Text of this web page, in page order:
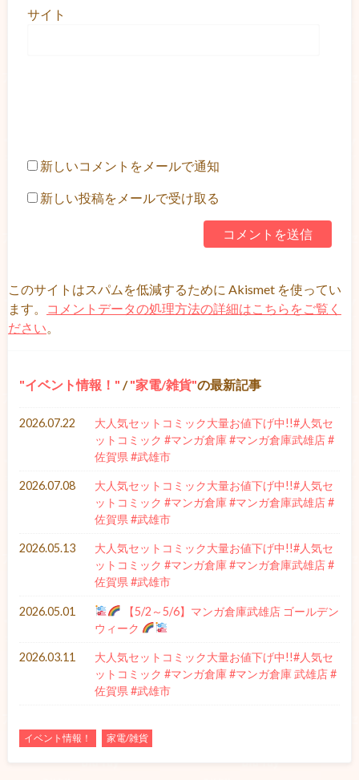
サイト
新しいコメントをメールで通知
新しい投稿をメールで受け取る
このサイトはスパムを低減するために Akismet を使ってい
ます。
コメントデータの処理方法の詳細はこちらをご覧く
ださい。
イベント情報！ / 家電/雑貨 の最新記事
2026.07.22
大人気セットコミック大量お値下げ中!!#人気セ
ットコミック #マンガ倉庫 #マンガ倉庫武雄店 #
佐賀県 #武雄市
2026.07.08
大人気セットコミック大量お値下げ中!!#人気セ
ットコミック #マンガ倉庫 #マンガ倉庫武雄店 #
佐賀県 #武雄市
2026.05.13
大人気セットコミック大量お値下げ中!!#人気セ
ットコミック #マンガ倉庫 #マンガ倉庫武雄店 #
佐賀県 #武雄市
2026.05.01
【5/2～5/6】マンガ倉庫武雄店 ゴールデン
ウィーク
2026.03.11
大人気セットコミック大量お値下げ中!!#人気セ
ットコミック #マンガ倉庫 #マンガ倉庫 武雄店 #
佐賀県 #武雄市
イベント情報！ 家電/雑貨